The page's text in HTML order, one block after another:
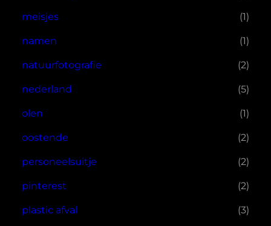
meisjes (1)
namen (1)
natuurfotografie (2)
nederland (5)
olen (1)
oostende (2)
personeelsuitje (2)
pinterest (2)
plastic afval (3)